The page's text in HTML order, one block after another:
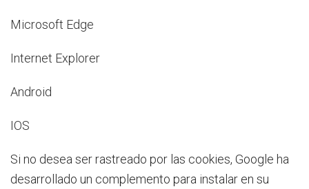
Microsoft Edge
Internet Explorer
Android
IOS
Si no desea ser rastreado por las cookies, Google ha
desarrollado un complemento para instalar en su